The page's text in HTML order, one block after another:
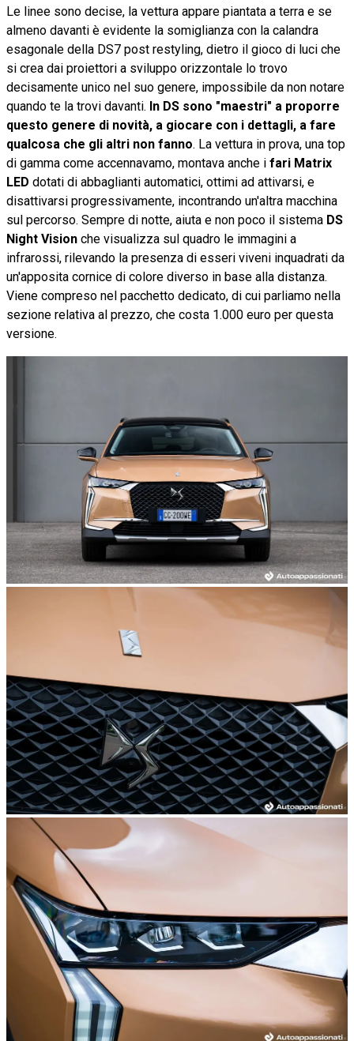
Le linee sono decise, la vettura appare piantata a terra e se
almeno davanti è evidente la somiglianza con la calandra
esagonale della DS7 post restyling, dietro il gioco di luci che
si crea dai proiettori a sviluppo orizzontale lo trovo
decisamente unico nel suo genere, impossibile da non notare
quando te la trovi davanti. In DS sono "maestri" a proporre
questo genere di novità, a giocare con i dettagli, a fare
qualcosa che gli altri non fanno. La vettura in prova, una top
di gamma come accennavamo, montava anche i fari Matrix
LED dotati di abbaglianti automatici, ottimi ad attivarsi, e
disattivarsi progressivamente, incontrando un'altra macchina
sul percorso. Sempre di notte, aiuta e non poco il sistema DS
Night Vision che visualizza sul quadro le immagini a
infrarossi, rilevando la presenza di esseri viveni inquadrati da
un'apposita cornice di colore diverso in base alla distanza.
Viene compreso nel pacchetto dedicato, di cui parliamo nella
sezione relativa al prezzo, che costa 1.000 euro per questa
versione.